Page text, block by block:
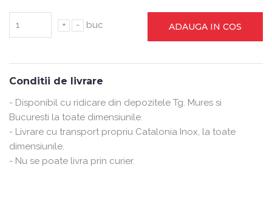
+ - buc ADAUGA IN COS
Conditii de livrare
- Disponibil cu ridicare din depozitele Tg. Mures si
Bucuresti la toate dimensiunile.
- Livrare cu transport propriu Catalonia Inox, la toate
dimensiunile.
- Nu se poate livra prin curier.